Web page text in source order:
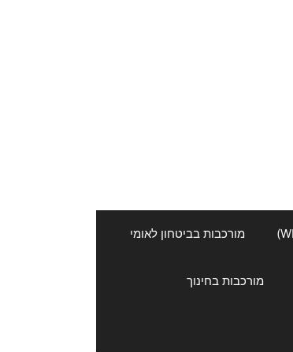
מורכבות בביטחון לאומי
מורכבות בחינוך